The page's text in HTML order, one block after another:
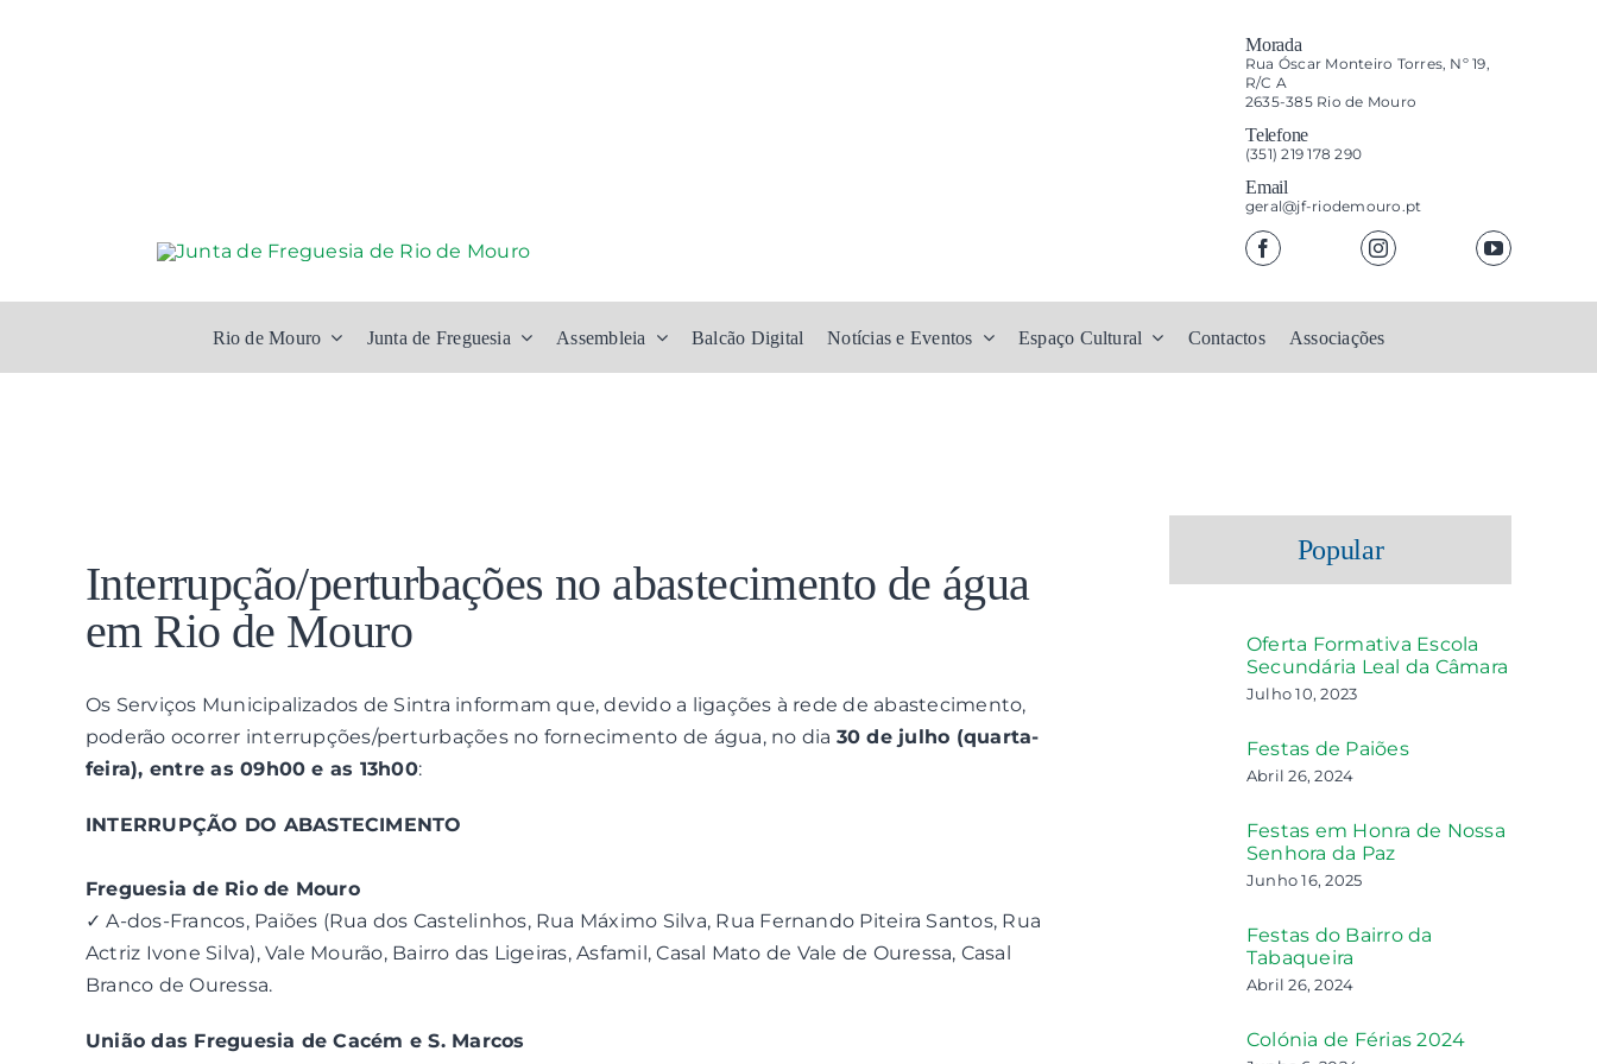
Morada
Rua Óscar Monteiro Torres, Nº 19,
R/C A
2635-385 Rio de Mouro
Telefone
(351) 219 178 290
Email
geral@jf-riodemouro.pt
Rio de Mouro Junta de Freguesia Assembleia Balcão Digital Notícias e Eventos Espaço Cultural Contactos Associações
Larger
Image
Interrupção/perturbações no abastecimento de água
em Rio de Mouro
Os Serviços Municipalizados de Sintra informam que, devido a ligações à rede de abastecimento,
poderão ocorrer interrupções/perturbações no fornecimento de água, no dia 30 de julho (quarta-
feira), entre as 09h00 e as 13h00:
INTERRUPÇÃO DO ABASTECIMENTO
Freguesia de Rio de Mouro
✓ A-dos-Francos, Paiões (Rua dos Castelinhos, Rua Máximo Silva, Rua Fernando Piteira Santos, Rua
Actriz Ivone Silva), Vale Mourão, Bairro das Ligeiras, Asfamil, Casal Mato de Vale de Ouressa, Casal
Branco de Ouressa.
União das Freguesia de Cacém e S. Marcos
Popular
Oferta Formativa Escola
Secundária Leal da Câmara
Julho 10, 2023
Festas de Paiões
Abril 26, 2024
Festas em Honra de Nossa
Senhora da Paz
Junho 16, 2025
Festas do Bairro da
Tabaqueira
Abril 26, 2024
Colónia de Férias 2024